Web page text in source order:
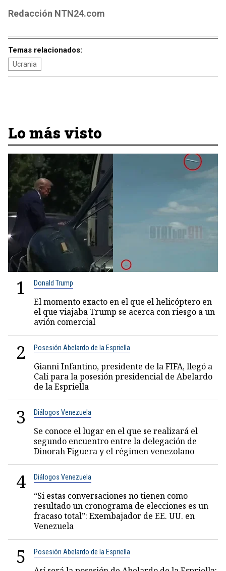
Redacción NTN24.com
Temas relacionados:
Ucrania
Lo más visto
1 Donald Trump
El momento exacto en el que el helicóptero en
el que viajaba Trump se acerca con riesgo a un
avión comercial
2 Posesión Abelardo de la Espriella
Gianni Infantino, presidente de la FIFA, llegó a
Cali para la posesión presidencial de Abelardo
de la Espriella
3 Diálogos Venezuela
Se conoce el lugar en el que se realizará el
segundo encuentro entre la delegación de
Dinorah Figuera y el régimen venezolano
4 Diálogos Venezuela
“Si estas conversaciones no tienen como
resultado un cronograma de elecciones es un
fracaso total”: Exembajador de EE. UU. en
Venezuela
5 Posesión Abelardo de la Espriella